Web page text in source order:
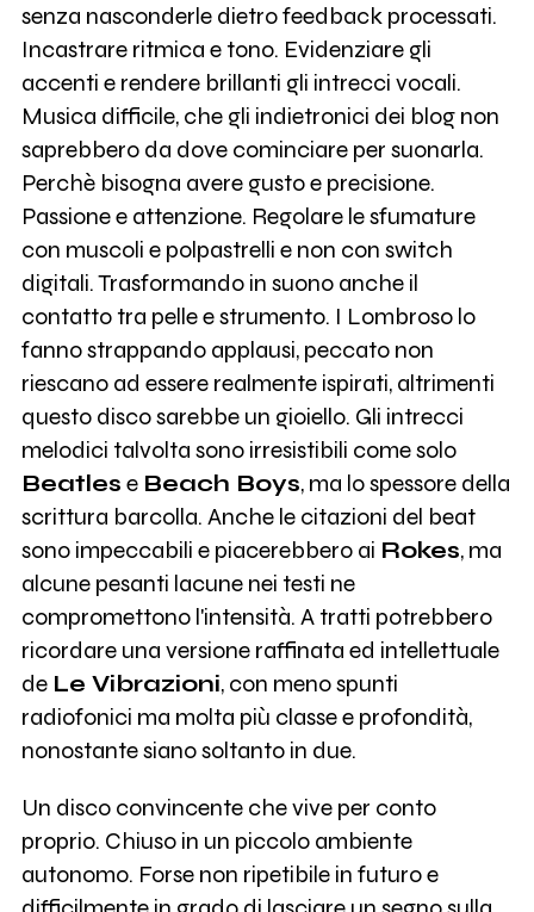
senza nasconderle dietro feedback processati.
Incastrare ritmica e tono. Evidenziare gli
accenti e rendere brillanti gli intrecci vocali.
Musica difficile, che gli indietronici dei blog non
saprebbero da dove cominciare per suonarla.
Perchè bisogna avere gusto e precisione.
Passione e attenzione. Regolare le sfumature
con muscoli e polpastrelli e non con switch
digitali. Trasformando in suono anche il
contatto tra pelle e strumento. I Lombroso lo
fanno strappando applausi, peccato non
riescano ad essere realmente ispirati, altrimenti
questo disco sarebbe un gioiello. Gli intrecci
melodici talvolta sono irresistibili come solo
Beatles e Beach Boys, ma lo spessore della
scrittura barcolla. Anche le citazioni del beat
sono impeccabili e piacerebbero ai Rokes, ma
alcune pesanti lacune nei testi ne
compromettono l'intensità. A tratti potrebbero
ricordare una versione raffinata ed intellettuale
de Le Vibrazioni, con meno spunti
radiofonici ma molta più classe e profondità,
nonostante siano soltanto in due.
Un disco convincente che vive per conto
proprio. Chiuso in un piccolo ambiente
autonomo. Forse non ripetibile in futuro e